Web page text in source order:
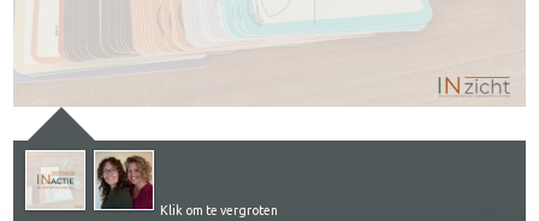
Klik om te vergroten